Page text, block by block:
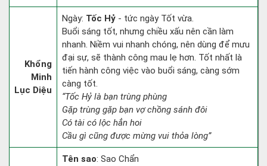
Khổng
Minh
Lục Diệu
Ngày: Tốc Hỷ - tức ngày Tốt vừa.
Buổi sáng tốt, nhưng chiều xấu nên cần làm
nhanh. Niềm vui nhanh chóng, nên dùng để mưu
đại sự, sẽ thành công mau lẹ hơn. Tốt nhất là
tiến hành công việc vào buổi sáng, càng sớm
càng tốt.
“Tốc Hỷ là bạn trùng phùng
Gặp trùng gặp bạn vợ chồng sánh đôi
Có tài có lộc hẳn hoi
Cầu gì cũng được mừng vui thỏa lòng”
Tên sao: Sao Chẩn